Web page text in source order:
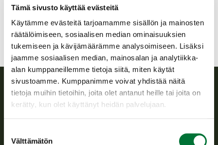
Tämä sivusto käyttää evästeitä
Käytämme evästeitä tarjoamamme sisällön ja mainosten
räätälöimiseen, sosiaalisen median ominaisuuksien
tukemiseen ja kävijämäärämme analysoimiseen. Lisäksi
jaamme sosiaalisen median, mainosalan ja analytiikka-
alan kumppaneillemme tietoja siitä, miten käytät
sivustoamme. Kumppanimme voivat yhdistää näitä
tietoja muihin tietoihin, joita olet antanut heille tai joita on
kerätty, kun olet käyttänyt heidän palvelujaan.
valinta
Välttämätön
karstula-kyyjarvi@rhy.riista.fi
Suomen riistakeskus
riistanhoitoyhdistysten toimintaa ja huolehtii riistapolitiikan